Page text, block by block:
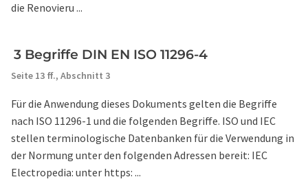
die Renovieru ...
3 Begriffe DIN EN ISO 11296-4
Seite 13 ff., Abschnitt 3
Für die Anwendung dieses Dokuments gelten die Begriffe
nach ISO 11296-1 und die folgenden Begriffe. ISO und IEC
stellen terminologische Datenbanken für die Verwendung in
der Normung unter den folgenden Adressen bereit: IEC
Electropedia: unter https: ...